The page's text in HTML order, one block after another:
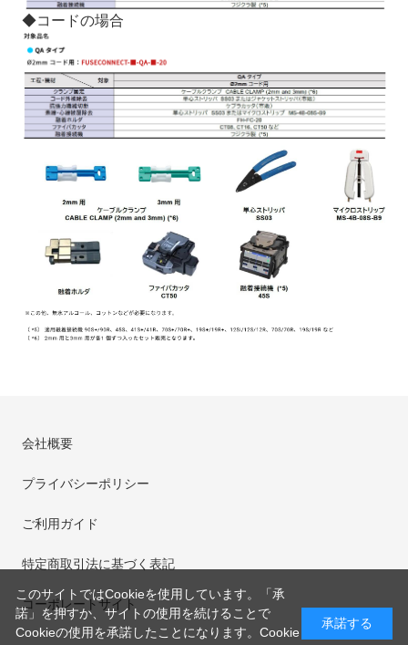
◆コードの場合
会社概要
プライバシーポリシー
ご利用ガイド
特定商取引法に基づく表記
コーポレートサイト
このサイトではCookieを使用しています。「承
諾」を押すか、サイトの使用を続けることで
Cookieの使用を承諾したことになります。 Cookie
承諾する